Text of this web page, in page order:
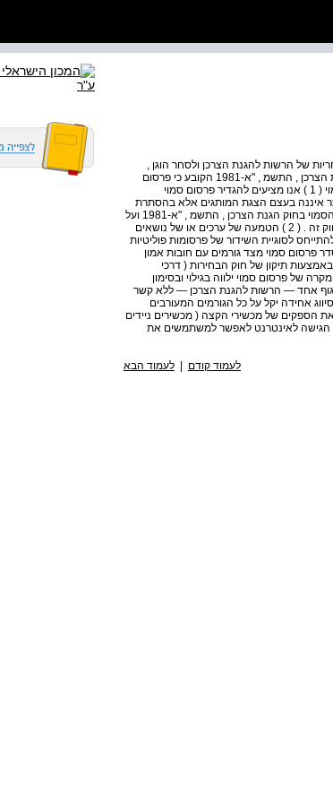
של הרשות להגנת הצרכן ולסחר הוגן ,
בהתבסס על דיני ההטעיה . הצעתנו עולה בקנה אחד עם חוק הגנת הצרכן , התשמ , "א-1981 הקובע כי פרסום
סמוי הוא פרסום מטעה . תוכן ההסדר המוצע א . הגדרת פרסום סמוי ( 1 ) אנו מציעים להגדיר פרסום סמוי
איננה בעצם הצגת המותגים אלא בהסתרת
המניע להכללתם . דרישה זו משתקפת כבר היום בהגדרת הפרסום הסמוי בחוק הגנת הצרכן , התשמ , "א-1981 ועל
כן אנו מציעים כי אסדרת הפרסום הסמוי תתבסס על ההגדרה שבחוק זה . ( 2 ) הטמעה של ערכים או של נושאים
לסוגיית השידור של פרסומות פוליטיות
פרסום סמוי מצד גורמים עם חובות אמון
תיקון של חוק הבחירות ( דרכי
. "ט-1959 ב . מודל הגילוי אנו ממליצים : ( 1 ) כל מקרה של פרסום סמוי ילווה בגילוי ובסימון
שיקבע גוף אחד — הרשות להגנת הצרכן — ללא קשר
אחידה יקל על כל הגורמים המעורבים
את הספקים של מכשירי הקצה ( מכשירים ניידים
הגישה לאינטרנט לאפשר למשתמשים את
לעמוד קודם | לעמוד הבא